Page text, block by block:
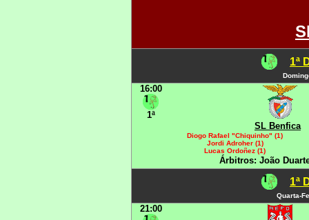
1ª
16:00
1ª
SL Benfica
Diogo Rafael "Chiquinho" (1)
Jordi Adroher (1)
Lucas Ordoñez (1)
Árbitros: João
1ª
Quarta-
21:00